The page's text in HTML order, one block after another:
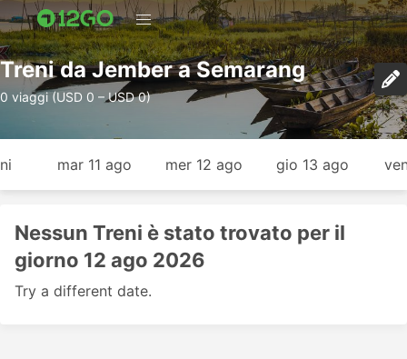
Treni da Jember a Semarang
0 viaggi (USD 0 – USD 0)
mar 11 ago mer 12 ago gio 13 ago
Nessun Treni è stato trovato per il
giorno 12 ago 2026
Try a different date.